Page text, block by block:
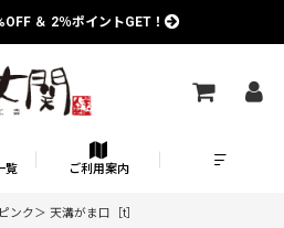
＆ 2％ポイントGET！
覧 ご利用案内
ンク＞ 天溝がま口［t］